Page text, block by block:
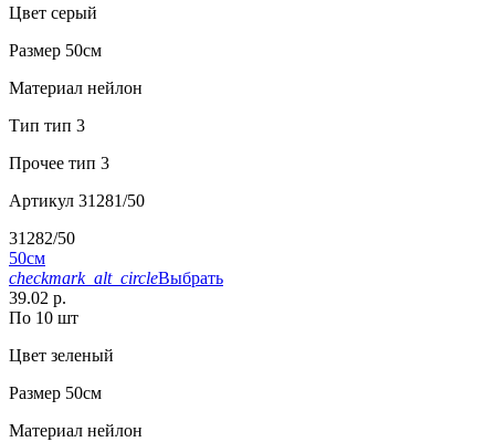
Цвет серый
Размер 50см
Материал нейлон
Тип тип 3
Прочее тип 3
Артикул 31281/50
31282/50
50см
checkmark_alt_circleВыбрать
39.02 р.
По 10 шт
Цвет зеленый
Размер 50см
Материал нейлон